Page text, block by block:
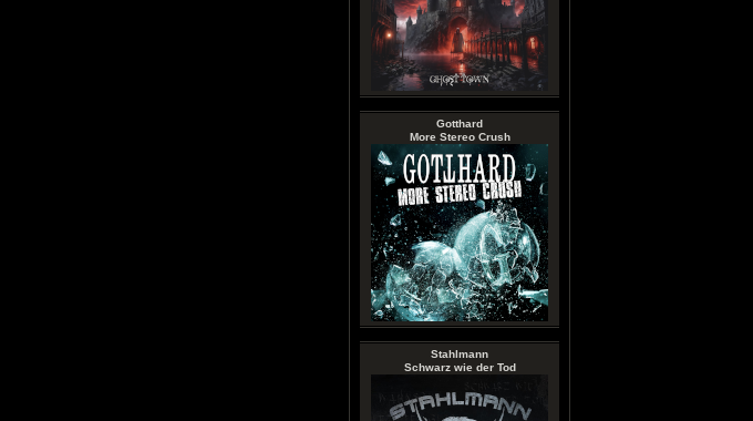
Gotthard
More Stereo Crush
Stahlmann
Schwarz wie der Tod